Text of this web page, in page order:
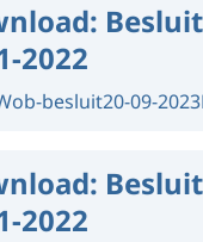
2022
besluit20-09-2023
2022